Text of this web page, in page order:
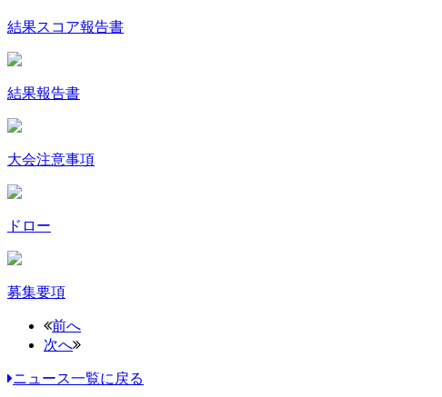
結果スコア報告書
結果報告書
大会注意事項
ドロー
募集要項
前へ
次へ
ニュース一覧に戻る